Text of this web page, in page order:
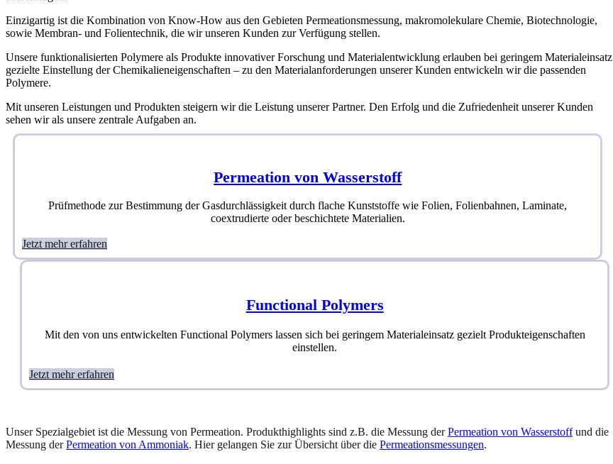
Einzigartig ist die Kombination von Know-How aus den Gebieten Permeationsmessung, makromolekulare Chemie, Biotechnologie,
sowie Membran- und Folientechnik, die wir unseren Kunden zur Verfügung stellen.
Unsere funktionalisierten Polymere als Produkte innovativer Forschung und Materialentwicklung erlauben bei geringem Materialeinsatz
gezielte Einstellung der Chemikalieneigenschaften – zu den Materialanforderungen unserer Kunden entwickeln wir die passenden
Polymere.
Mit unseren Leistungen und Produkten steigern wir die Leistung unserer Partner. Den Erfolg und die Zufriedenheit unserer Kunden
sehen wir als unsere zentrale Aufgaben an.
Permeation von Wasserstoff
Prüfmethode zur Bestimmung der Gasdurchlässigkeit durch flache Kunststoffe wie Folien, Folienbahnen, Laminate,
coextrudierte oder beschichtete Materialien.
Jetzt mehr erfahren
Functional Polymers
Mit den von uns entwickelten Functional Polymers lassen sich bei geringem Materialeinsatz gezielt Produkteigenschaften
einstellen.
Jetzt mehr erfahren
Unser Spezialgebiet ist die Messung von Permeation. Produkthighlights sind z.B. die Messung derPermeation von Wasserstoff und die
Messung derPermeation von Ammoniak. Hier gelangen Sie zur Übersicht über die Permeationsmessungen.